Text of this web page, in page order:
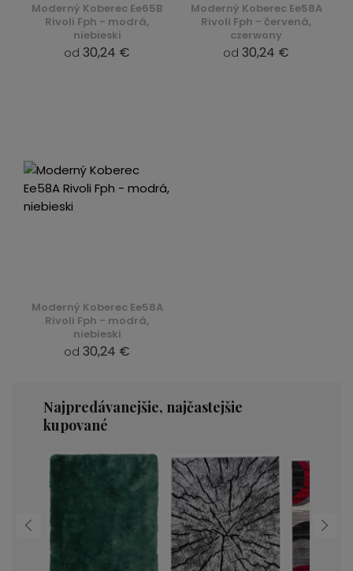
Moderný Koberec Ee65B
Rivoli Fph - modrá,
niebieski
od 30,24 €
Moderný Koberec Ee58A
Rivoli Fph - červená,
czerwony
od 30,24 €
Moderný Koberec Ee58A
Rivoli Fph - modrá,
niebieski
od 30,24 €
Najpredávanejšie, najčastejšie
kupované